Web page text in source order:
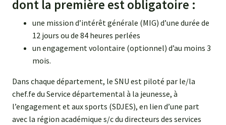
dont la première est obligatoire :
une mission d’intérêt générale (MIG) d’une durée de
12 jours ou de 84 heures perlées
un engagement volontaire (optionnel) d’au moins 3
mois.
Dans chaque département, le SNU est piloté par le/la
chef.fe du Service départemental à la jeunesse, à
l’engagement et aux sports (SDJES), en lien d’une part
avec la région académique s/c du directeurs des services